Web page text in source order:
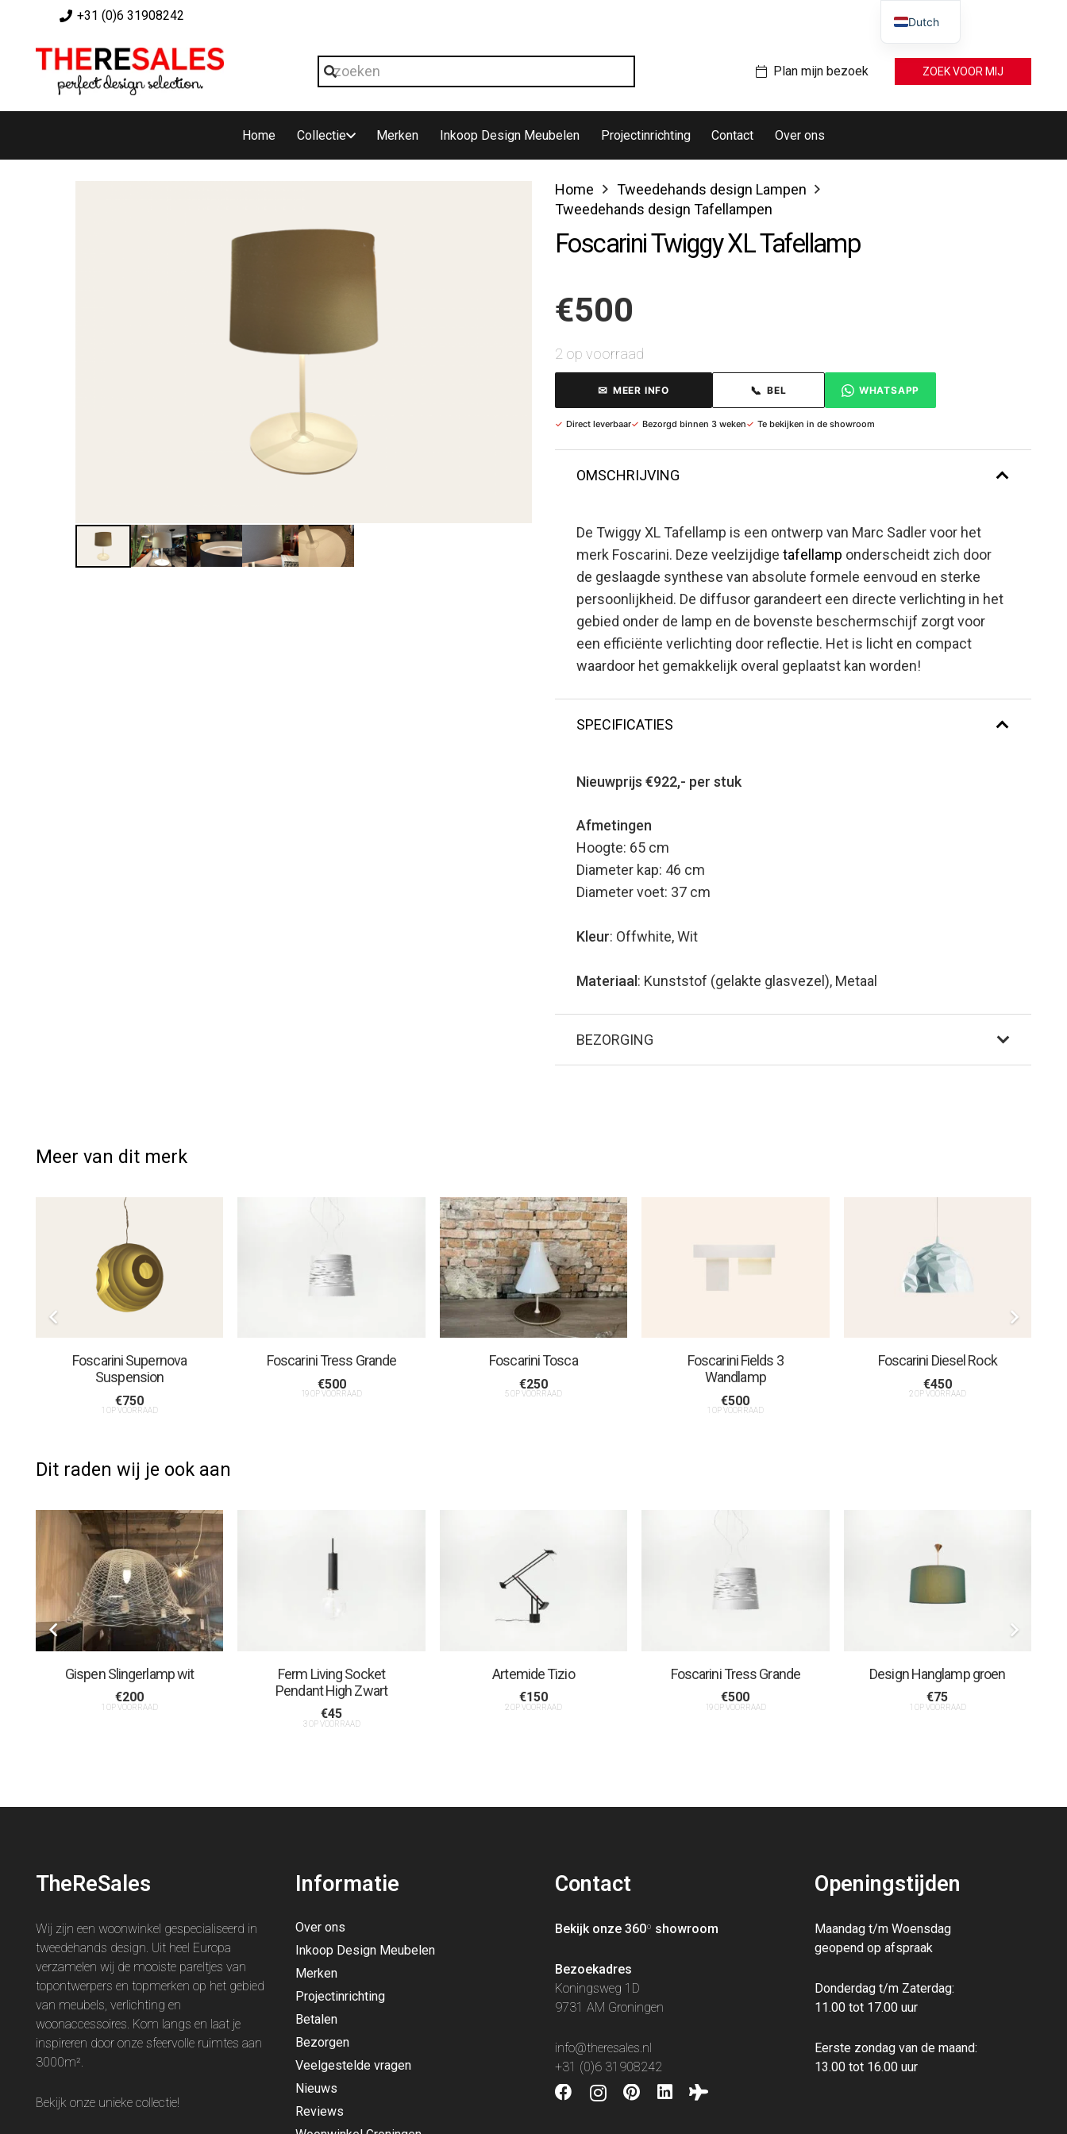
+31 (0)6 31908242
Plan mijn bezoek ZOEK VOOR MIJ
Home Collectie Merken Inkoop Design Meubelen Projectinrichting Contact Over ons
Home
Tweedehands design Lampen
Tweedehands design Tafellampen
Foscarini Twiggy XL Tafellamp
€500
2 op voorraad
✉ MEER INFO 📞 BEL WHATSAPP
✓ Direct leverbaar✓ Bezorgd binnen 3 weken✓ Te bekijken in de showroom
OMSCHRIJVING
De Twiggy XL Tafellamp is een ontwerp van Marc Sadler voor het
merk Foscarini. Deze veelzijdige tafellamp onderscheidt zich door
de geslaagde synthese van absolute formele eenvoud en sterke
persoonlijkheid. De diffusor garandeert een directe verlichting in het
gebied onder de lamp en de bovenste beschermschijf zorgt voor
een efficiënte verlichting door reflectie. Het is licht en compact
waardoor het gemakkelijk overal geplaatst kan worden!
SPECIFICATIES
Nieuwprijs €922,- per stuk
Afmetingen
Hoogte: 65 cm
Diameter kap: 46 cm
Diameter voet: 37 cm
Kleur: Offwhite, Wit
Materiaal : Kunststof (gelakte glasvezel), Metaal
BEZORGING
Meer van dit merk
Foscarini Supernova
Suspension
€750
1 OP VOORRAAD
Foscarini Tress Grande
€500
19 OP VOORRAAD
Foscarini Tosca
€250
5 OP VOORRAAD
Foscarini Fields 3
Wandlamp
€500
1 OP VOORRAAD
Foscarini Diesel Rock
€450
2 OP VOORRAAD
Dit raden wij je ook aan
Gispen Slingerlamp wit
€200
1 OP VOORRAAD
Ferm Living Socket
Pendant High Zwart
€45
3 OP VOORRAAD
Artemide Tizio
€150
2 OP VOORRAAD
Foscarini Tress Grande
€500
19 OP VOORRAAD
Design Hanglamp groen
€75
1 OP VOORRAAD
TheReSales
Wij zijn een woonwinkel gespecialiseerd in
tweedehands design. Uit heel Europa
verzamelen wij de mooiste pareltjes van
topontwerpers en topmerken op het gebied
van meubels, verlichting en
woonaccessoires. Kom langs en laat je
inspireren door onze sfeervolle ruimtes aan
3000m².
Bekijk onze unieke collectie!
Informatie
Over ons
Inkoop Design Meubelen
Merken
Projectinrichting
Betalen
Bezorgen
Veelgestelde vragen
Nieuws
Reviews
Contact
Bekijk onze 360º showroom
Bezoekadres
Koningsweg 1D
9731 AM Groningen
info@theresales.nl
+31 (0)6 31908242
Openingstijden
Maandag t/m Woensdag
geopend op afspraak
Donderdag t/m Zaterdag:
11.00 tot 17.00 uur
Eerste zondag van de maand:
13.00‭ ‬tot 16.00‭ ‬uur
Dutch